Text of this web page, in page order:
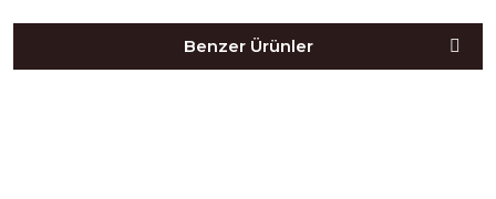
Benzer Ürünler
Birlikte Alabilirsiniz